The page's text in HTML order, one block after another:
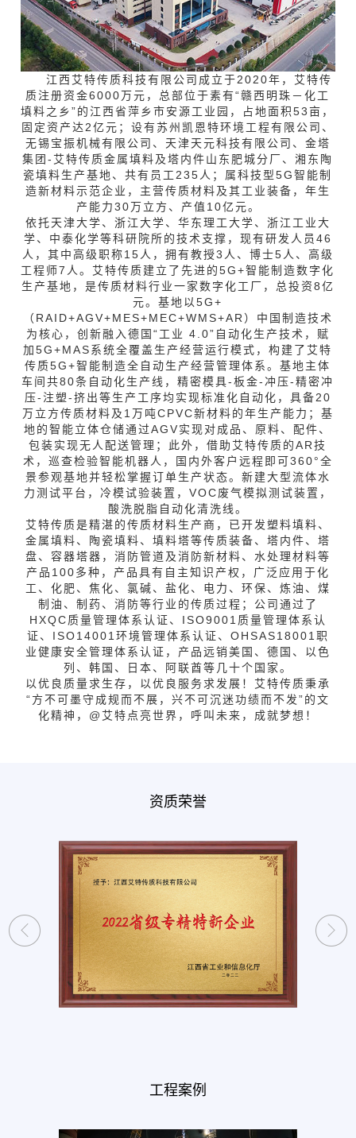
江西艾特传质科技有限公司成立于2020年，艾特传
质注册资金6000万元，总部位于素有“赣西明珠－化工
填料之乡”的江西省萍乡市安源工业园，占地面积53亩，
固定资产达2亿元；设有苏州凯恩特环境工程有限公司、
无锡宝振机械有限公司、天津天元科技有限公司、金塔
集团-艾特传质金属填料及塔内件山东肥城分厂、湘东陶
瓷填料生产基地、共有员工235人；属科技型5G智能制
造新材料示范企业，主营传质材料及其工业装备，年生
产能力30万立方、产值10亿元。
依托天津大学、浙江大学、华东理工大学、浙江工业大
学、中泰化学等科研院所的技术支撑，现有研发人员46
人，其中高级职称15人，拥有教授3人、博士5人、高级
工程师7人。艾特传质建立了先进的5G+智能制造数字化
生产基地，是传质材料行业一家数字化工厂，总投资8亿
元。基地以5G+
（RAID+AGV+MES+MEC+WMS+AR）中国制造技术
为核心，创新融入德国“工业 4.0”自动化生产技术，赋
加5G+MAS系统全覆盖生产经营运行模式，构建了艾特
传质5G+智能制造全自动生产经营管理体系。基地主体
车间共80条自动化生产线，精密模具-板金-冲压-精密冲
压-注塑-挤出等生产工序均实现标准化自动化，具备20
万立方传质材料及1万吨CPVC新材料的年生产能力；基
地的智能立体仓储通过AGV实现对成品、原料、配件、
包装实现无人配送管理；此外，借助艾特传质的AR技
术，巡查检验智能机器人，国内外客户远程即可360°全
景参观基地并轻松掌握订单生产状态。新建大型流体水
力测试平台，冷模试验装置，VOC废气模拟测试装置，
酸洗脱脂自动化清洗线。
艾特传质是精湛的传质材料生产商，已开发塑料填料、
金属填料、陶瓷填料、填料塔等传质装备、塔内件、塔
盘、容器塔器，消防管道及消防新材料、水处理材料等
产品100多种，产品具有自主知识产权，广泛应用于化
工、化肥、焦化、氯碱、盐化、电力、环保、炼油、煤
制油、制药、消防等行业的传质过程；公司通过了
HXQC质量管理体系认证、ISO9001质量管理体系认
证、ISO14001环境管理体系认证、OHSAS18001职
业健康安全管理体系认证，产品远销美国、德国、以色
列、韩国、日本、阿联酋等几十个国家。
以优良质量求生存，以优良服务求发展！艾特传质秉承
“方不可墨守成规而不展，兴不可沉迷功绩而不发”的文
化精神，@艾特点亮世界，呼叫未来，成就梦想！
资质荣誉
工程案例